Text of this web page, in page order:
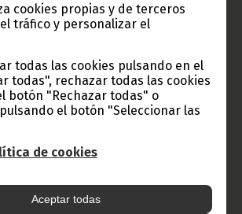
cookies propias y de terceros
tráfico y personalizar el
todas las cookies pulsando en el
todas", rechazar todas las cookies
botón "Rechazar todas" o
el botón "Seleccionar las
de cookies
Aceptar todas
Nacional de Guinea